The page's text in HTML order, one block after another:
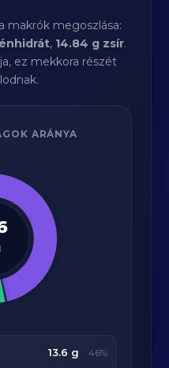
makrók megoszlása:
, 14.84 g zsír.
ez mekkora részét
ARÁNYA
13.6 g 46%